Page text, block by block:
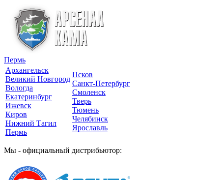
Пермь
Архангельск
Великий Новгород
Вологда
Екатеринбург
Ижевск
Киров
Нижний Тагил
Пермь
Псков
Санкт-Петербург
Смоленск
Тверь
Тюмень
Челябинск
Ярославль
Мы - официальный дистрибьютор: